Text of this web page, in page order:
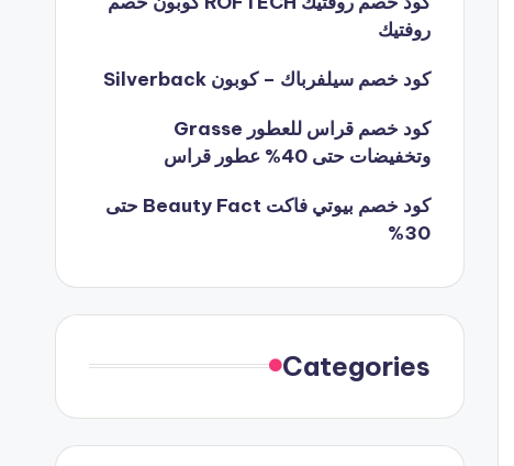
روفتيك
كود خصم سيلفرباك – كوبون Silverback
كود خصم قراس للعطور Grasse
وتخفيضات حتى 40% عطور قراس
كود خصم بيوتي فاكت Beauty Fact حتى
30%
Categories